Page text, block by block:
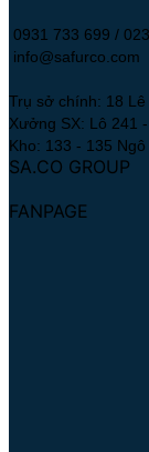
0931 733 699 /
info@safurco.com
Trụ sở chính: 18
Xưởng SX: Lô 241
Kho: 133 - 135
SA.CO GROUP
FANPAGE